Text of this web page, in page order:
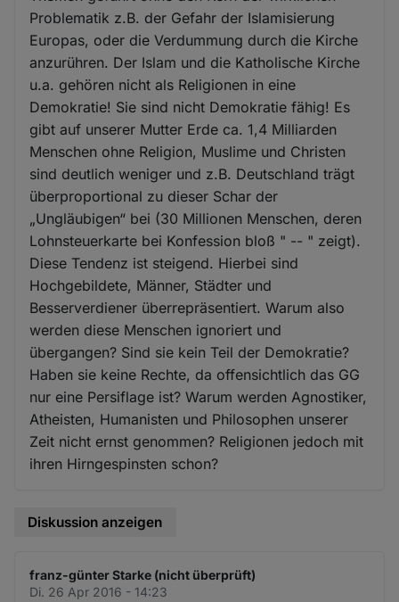
Problematik z.B. der Gefahr der Islamisierung
Europas, oder die Verdummung durch die Kirche
anzurühren. Der Islam und die Katholische Kirche
u.a. gehören nicht als Religionen in eine
Demokratie! Sie sind nicht Demokratie fähig! Es
gibt auf unserer Mutter Erde ca. 1,4 Milliarden
Menschen ohne Religion, Muslime und Christen
sind deutlich weniger und z.B. Deutschland trägt
überproportional zu dieser Schar der
„Ungläubigen“ bei (30 Millionen Menschen, deren
Lohnsteuerkarte bei Konfession bloß " -- " zeigt).
Diese Tendenz ist steigend. Hierbei sind
Hochgebildete, Männer, Städter und
Besserverdiener überrepräsentiert. Warum also
werden diese Menschen ignoriert und
übergangen? Sind sie kein Teil der Demokratie?
Haben sie keine Rechte, da offensichtlich das GG
nur eine Persiflage ist? Warum werden Agnostiker,
Atheisten, Humanisten und Philosophen unserer
Zeit nicht ernst genommen? Religionen jedoch mit
ihren Hirngespinsten schon?
Diskussion anzeigen
franz-günter Starke (nicht überprüft)
Di. 26 Apr 2016 - 14:23